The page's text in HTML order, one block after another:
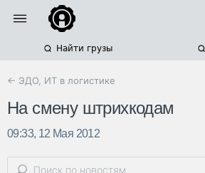
Найти грузы
← ЭДО, ИТ в логистике
На смену штрихкодам
09:33, 12 Мая 2012